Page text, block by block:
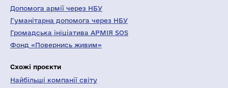
Допомога армії через НБУ
Гуманітарна допомога через НБУ
Громадська ініціатива АРМІЯ SOS
Фонд «Повернись живим»
Схожі проєкти
Найбільші компанії світу